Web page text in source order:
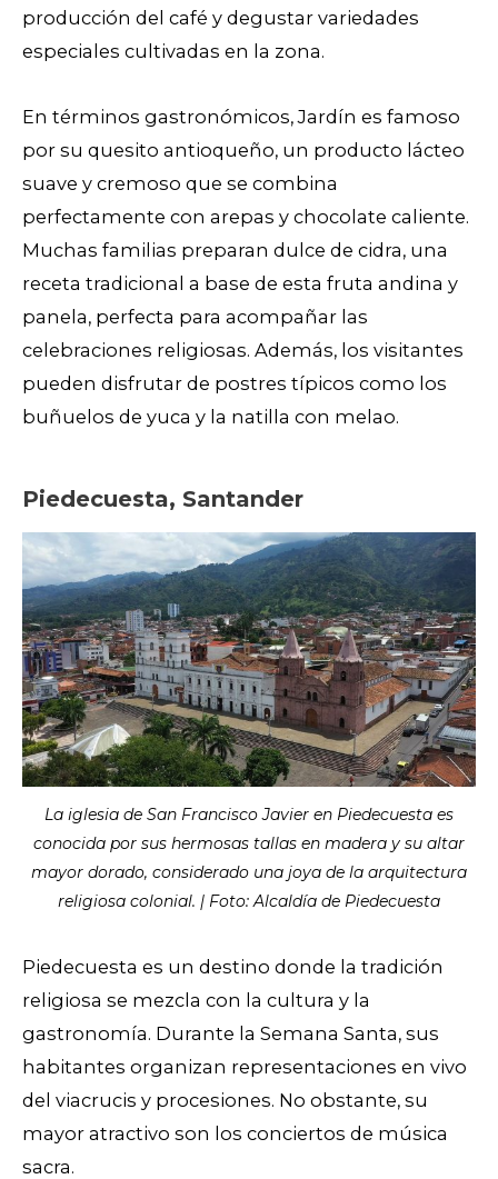
producción del café y degustar variedades
especiales cultivadas en la zona.
En términos gastronómicos, Jardín es famoso
por su quesito antioqueño, un producto lácteo
suave y cremoso que se combina
perfectamente con arepas y chocolate caliente.
Muchas familias preparan dulce de cidra, una
receta tradicional a base de esta fruta andina y
panela, perfecta para acompañar las
celebraciones religiosas. Además, los visitantes
pueden disfrutar de postres típicos como los
buñuelos de yuca y la natilla con melao.
Piedecuesta, Santander
La iglesia de San Francisco Javier en Piedecuesta es
conocida por sus hermosas tallas en madera y su altar
mayor dorado, considerado una joya de la arquitectura
religiosa colonial. | Foto: Alcaldía de Piedecuesta
Piedecuesta es un destino donde la tradición
religiosa se mezcla con la cultura y la
gastronomía. Durante la Semana Santa, sus
habitantes organizan representaciones en vivo
del viacrucis y procesiones. No obstante, su
mayor atractivo son los conciertos de música
sacra.